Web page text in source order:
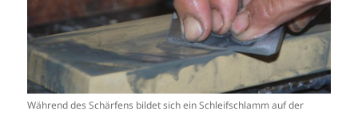
Während des Schärfens bildet sich ein Schleifschlamm auf der